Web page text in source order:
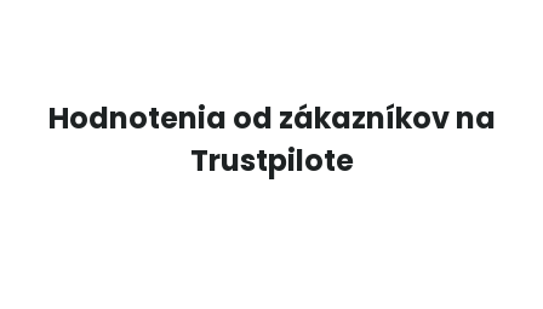
Hodnotenia od zákazníkov na
Trustpilote